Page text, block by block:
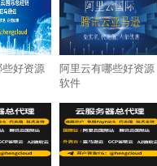
些好资源
阿里云有哪些好资源
软件